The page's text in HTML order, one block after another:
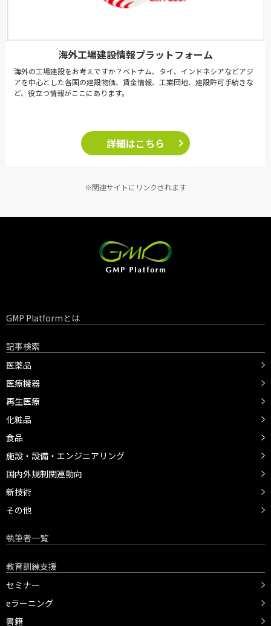
海外工場建設情報プラットフォーム
海外の工場建設をお考えですか？ベトナム、タイ、インドネシアなどアジ
アを中心とした各国の建設物価、賃金情報、工業団地、建設許可手続きな
ど、役立つ情報がここにあります。
詳細はこちら
※関連サイトにリンクされます
GMP Platformとは
記事検索
医薬品
医療機器
再生医療
化粧品
食品
施設・設備・エンジニアリング
国内外規制関連動向
新技術
その他
執筆者一覧
教育訓練支援
セミナー
eラーニング
書籍